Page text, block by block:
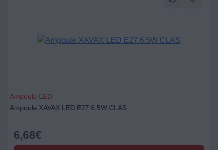
Ampoule LED
Ampoule XAVAX LED E27 6.5W CLAS
6,68€